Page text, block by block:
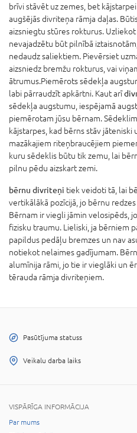
brīvi stāvēt uz zemes, bet
augšējās divriteņa rāmja daļas.
aizsniegtu stūres rokturus.
nevajadzētu būt pilnībā
nedaudz saliektiem. Pievērsiet
aizsniedz bremžu rokturus, vai
ātrumus.Piemērots sēdekļa
labi pārraudzīt apkārtni. Kaut arī
sēdekļa augstumu, iespējamā
piemērotam jūsu bērnam.
kājstarpes, kad bērns stāv jāteniski
mazākajiem riteņbraucējiem
kuru sēdeklis būtu tik zemu, lai
pilnu pēdu aizskart zemi.
bērnu divriteņi tiek veidoti tā, lai
vertikālākā pozīcijā, jo bērnu
Bērnam ir viegli jāmin velosipēds,
fizisku traumu. Lieliski, ja bērniem
papildus pedāļu bremzes un nav
notiekot nelaimes gadījumam.
alumīnija rāmi, jo tie ir vieglāki un
tērauda rāmja divriteņiem.
Pasūtījuma statuss
Veikalu darba laiks
VISPĀRĪGA INFORMĀCIJA
Par mums